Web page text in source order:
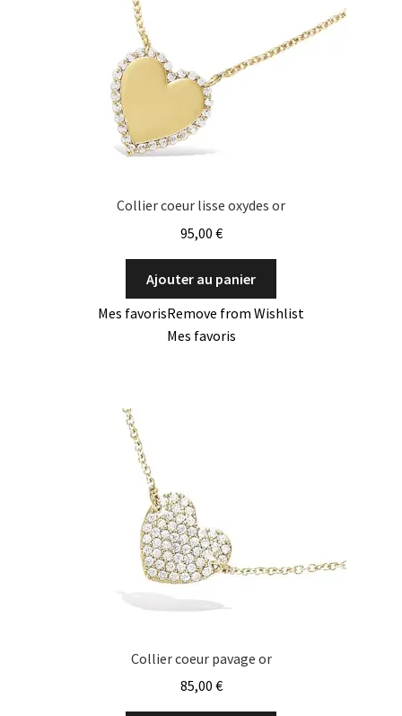
Collier coeur lisse oxydes or
95,00 €
Ajouter au panier
Mes favorisRemove from Wishlist
Mes favoris
Collier coeur pavage or
85,00 €